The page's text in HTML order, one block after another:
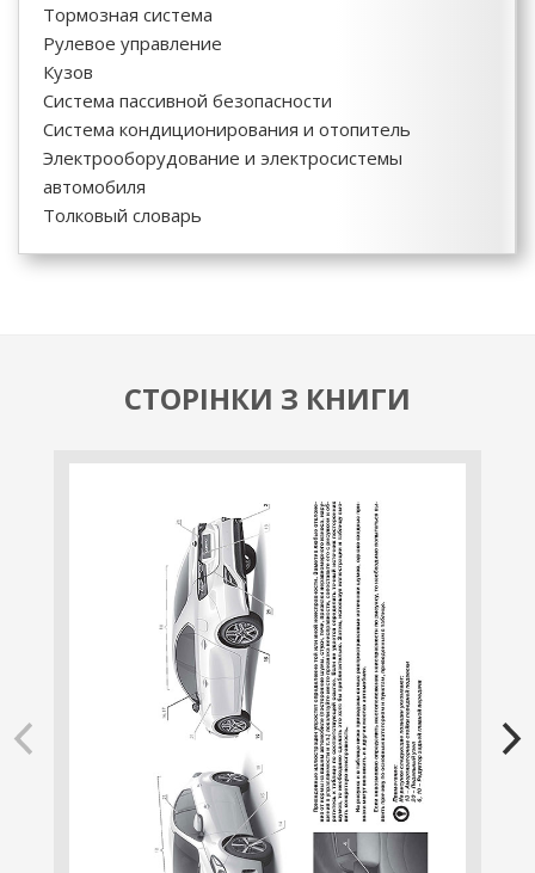
Тормозная система
Рулевое управление
Кузов
Система пассивной безопасности
Система кондиционирования и отопитель
Электрооборудование и электросистемы
автомобиля
Толковый словарь
СТОРІНКИ З КНИГИ